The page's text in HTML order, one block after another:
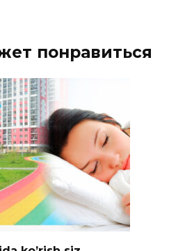
понравиться